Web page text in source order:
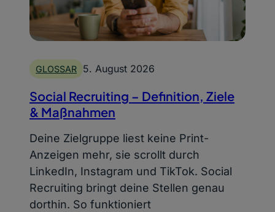
GLOSSAR 5. August 2026
Social Recruiting – Definition, Ziele
& Maßnahmen
Deine Zielgruppe liest keine Print-
Anzeigen mehr, sie scrollt durch
LinkedIn, Instagram und TikTok. Social
Recruiting bringt deine Stellen genau
dorthin. So funktioniert